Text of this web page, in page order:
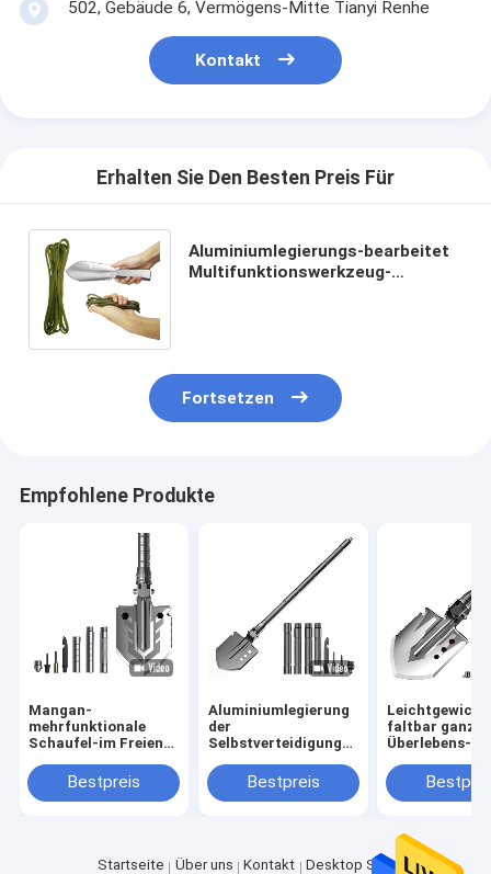
502, Gebäude 6, Vermögens-Mitte Tianyi Renhe
Kontakt
Erhalten Sie Den Besten Preis Für
Aluminiumlegierungs-bearbeitet
Multifunktionswerkzeug-
Fortsetzen
Empfohlene Produkte
Mangan-
mehrfunktionale
Schaufel-im Freien
Stahlleichtgewichtler
faltbar
Bestpreis
Aluminiumlegierung
der
Selbstverteidigungs-
Militärschaufel-
76cm
Bestpreis
faltbar ganz
Überlebens-
Startseite Über uns Kontakt Desktop Site